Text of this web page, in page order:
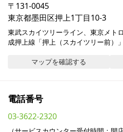
Contact us in English
〒 131-0045
東京都墨田区押上1丁目10-3
東武スカイツリーライン、東京メト
成押上線「押上（スカイツリー前）
マップを確認する
電話番号
03-3622-2320